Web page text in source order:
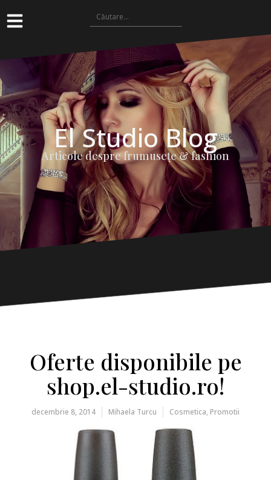
El Studio Blog
Articole despre frumuseţe & fashion
Oferte disponibile pe
shop.el-studio.ro!
decembrie 8, 2014 Mihaela Turcu Cosmetica, Promotii